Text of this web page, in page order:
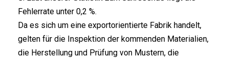
Fehlerrate unter 0,2 %.
Da es sich um eine exportorientierte Fabrik handelt,
gelten für die Inspektion der kommenden Materialien,
die Herstellung und Prüfung von Mustern, die